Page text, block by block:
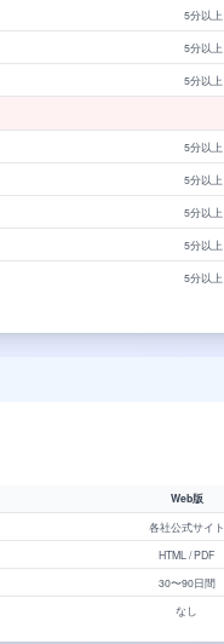
5分以上
5分以上
5分以上
5分以上
5分以上
5分以上
5分以上
5分以上
Web版
各社公式サイト
HTML / PDF
30〜90日間
なし